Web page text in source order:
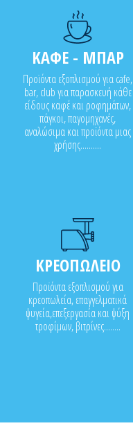
ΚΑΦΕ - ΜΠΑΡ
Προϊόντα εξοπλισμού για cafe,
bar, club για παρασκευή κάθε
είδους καφέ και ροφημάτων,
πάγκοι, παγομηχανές,
αναλώσιμα και προϊόντα μιας
χρήσης..........
ΚΡΕΟΠΩΛΕΙΟ
Προϊόντα εξοπλισμού για
κρεοπωλεία, επαγγελματικά
ψυγεία,επεξεργασία και ψύξη
τροφίμων, βιτρίνες........